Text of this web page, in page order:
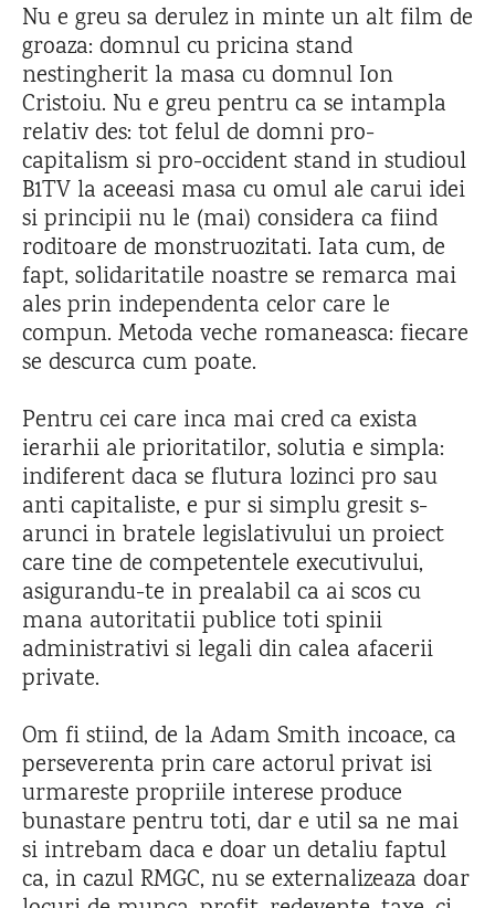
Nu e greu sa derulez in minte un alt film de
groaza: domnul cu pricina stand
nestingherit la masa cu domnul Ion
Cristoiu. Nu e greu pentru ca se intampla
relativ des: tot felul de domni pro-
capitalism si pro-occident stand in studioul
B1TV la aceeasi masa cu omul ale carui idei
si principii nu le (mai) considera ca fiind
roditoare de monstruozitati. Iata cum, de
fapt, solidaritatile noastre se remarca mai
ales prin independenta celor care le
compun. Metoda veche romaneasca: fiecare
se descurca cum poate.
Pentru cei care inca mai cred ca exista
ierarhii ale prioritatilor, solutia e simpla:
indiferent daca se flutura lozinci pro sau
anti capitaliste, e pur si simplu gresit s-
arunci in bratele legislativului un proiect
care tine de competentele executivului,
asigurandu-te in prealabil ca ai scos cu
mana autoritatii publice toti spinii
administrativi si legali din calea afacerii
private.
Om fi stiind, de la Adam Smith incoace, ca
perseverenta prin care actorul privat isi
urmareste propriile interese produce
bunastare pentru toti, dar e util sa ne mai
si intrebam daca e doar un detaliu faptul
ca, in cazul RMGC, nu se externalizeaza doar